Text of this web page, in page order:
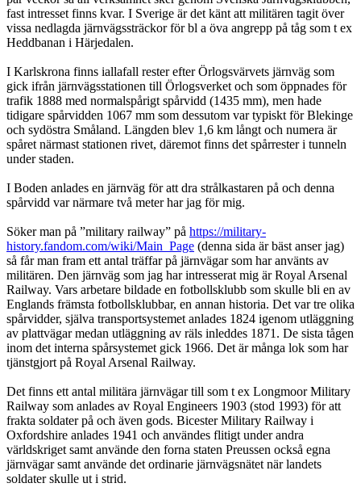
fast intresset finns kvar. I Sverige är det känt att militären tagit över
vissa nedlagda järnvägssträckor för bl a öva angrepp på tåg som t ex
Heddbanan i Härjedalen.
I Karlskrona finns iallafall rester efter Örlogsvärvets järnväg som
gick ifrån järnvägsstationen till Örlogsverket och som öppnades för
trafik 1888 med normalspårigt spårvidd (1435 mm), men hade
tidigare spårvidden 1067 mm som dessutom var typiskt för Blekinge
och sydöstra Småland. Längden blev 1,6 km långt och numera är
spåret närmast stationen rivet, däremot finns det spårrester i tunneln
under staden.
I Boden anlades en järnväg för att dra strålkastaren på och denna
spårvidd var närmare två meter har jag för mig.
Söker man på ”military railway” på https://military-
history.fandom.com/wiki/Main_Page (denna sida är bäst anser jag)
så får man fram ett antal träffar på järnvägar som har använts av
militären. Den järnväg som jag har intresserat mig är Royal Arsenal
Railway. Vars arbetare bildade en fotbollsklubb som skulle bli en av
Englands främsta fotbollsklubbar, en annan historia. Det var tre olika
spårvidder, själva transportsystemet anlades 1824 igenom utläggning
av plattvägar medan utläggning av räls inleddes 1871. De sista tågen
inom det interna spårsystemet gick 1966. Det är många lok som har
tjänstgjort på Royal Arsenal Railway.
Det finns ett antal militära järnvägar till som t ex Longmoor Military
Railway som anlades av Royal Engineers 1903 (stod 1993) för att
frakta soldater på och även gods. Bicester Military Railway i
Oxfordshire anlades 1941 och användes flitigt under andra
världskriget samt använde den forna staten Preussen också egna
järnvägar samt använde det ordinarie järnvägsnätet när landets
soldater skulle ut i strid.